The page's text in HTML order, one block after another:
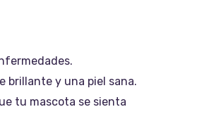
brillante y una piel sana.
tu mascota se sienta